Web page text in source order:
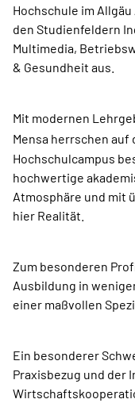
Hochschule im
den Studienfeldern
Multimedia,
& Gesundheit aus.
Mit modernen
Mensa herrschen auf
Hochschulcampus
hochwertige
Atmosphäre und mit
hier Realität.
Zum besonderen
Ausbildung in
einer maßvollen
Ein besonderer
Praxisbezug und der